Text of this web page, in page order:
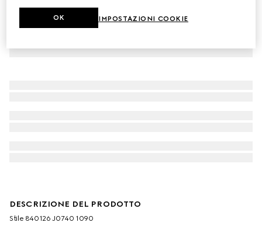
DESCRIZIONE DEL PRODOTTO
Stile ‎840126 J0740 1090
IMPOSTAZIONI COOKIE
OK